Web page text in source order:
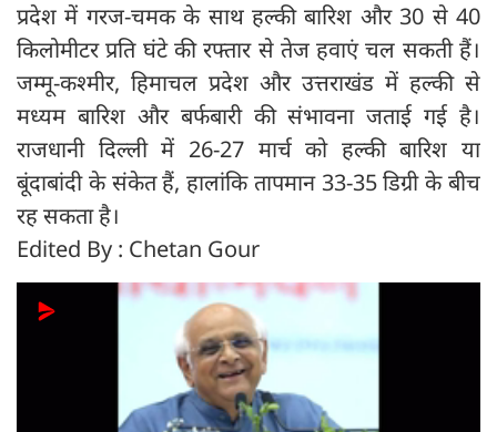
प्रदेश में गरज-चमक के साथ हल्की बारिश और 30 से 40
किलोमीटर प्रति घंटे की रफ्तार से तेज हवाएं चल सकती हैं।
जम्मू-कश्मीर, हिमाचल प्रदेश और उत्तराखंड में हल्की से
मध्यम बारिश और बर्फबारी की संभावना जताई गई है।
राजधानी दिल्ली में 26-27 मार्च को हल्की बारिश या
बूंदाबांदी के संकेत हैं, हालांकि तापमान 33-35 डिग्री के बीच
रह सकता है।
Edited By : Chetan Gour